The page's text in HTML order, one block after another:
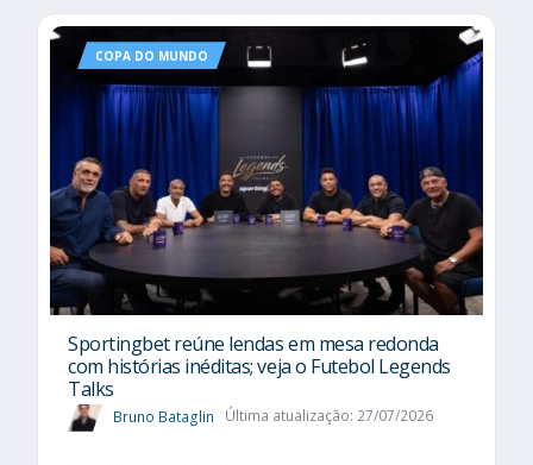
COPA DO MUNDO
Sportingbet reúne lendas em mesa redonda
com histórias inéditas; veja o Futebol Legends
Talks
Bruno Bataglin Última atualização: 27/07/2026